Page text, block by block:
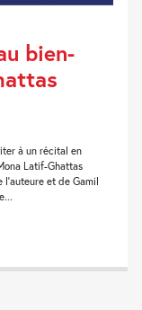
bien-
à un récital en
Latif-Ghattas
et de Gamil